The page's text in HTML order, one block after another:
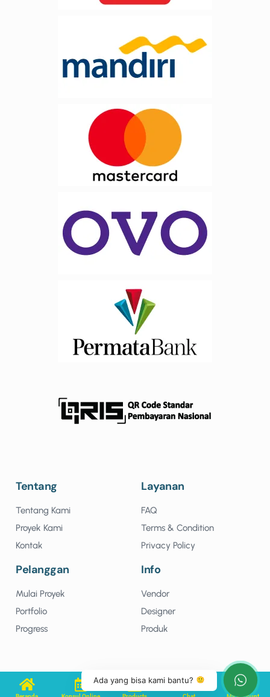
Tentang
Tentang Kami
Proyek Kami
Kontak
Pelanggan
Mulai Proyek
Portfolio
Progress
Layanan
FAQ
Terms & Condition
Privacy Policy
Info
Vendor
Designer
Produk
Ada yang bisa kami bantu?